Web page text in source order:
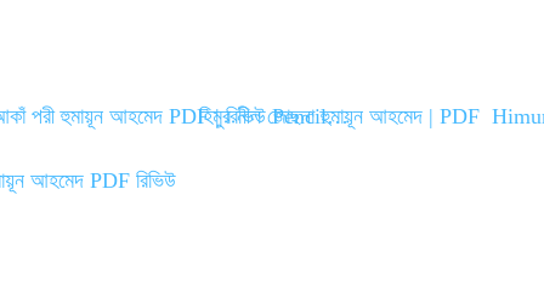
আকাঁ পরী হুমায়ূন আহমেদ PDF | রিভিউ Pencil…হিমুর নীল জোছনা হুমায়ূন আহমেদ | PDF